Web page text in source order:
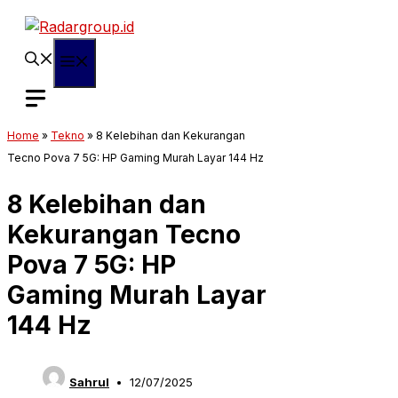
Langsung
Home » Tekno » 8 Kelebihan dan Kekurangan
Tecno Pova 7 5G: HP Gaming Murah Layar 144 Hz
8 Kelebihan dan
Kekurangan Tecno
Pova 7 5G: HP
Gaming Murah Layar
144 Hz
Sahrul 12/07/2025